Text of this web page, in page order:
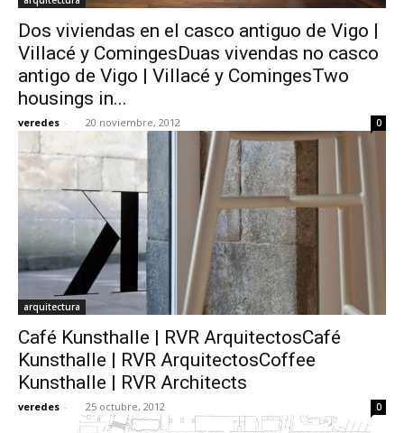
Dos viviendas en el casco antiguo de Vigo |
Villacé y ComingesDuas vivendas no casco
antigo de Vigo | Villacé y ComingesTwo
housings in...
veredes - 20 noviembre, 2012 0
arquitectura
Café Kunsthalle | RVR ArquitectosCafé
Kunsthalle | RVR ArquitectosCoffee
Kunsthalle | RVR Architects
veredes - 25 octubre, 2012 0